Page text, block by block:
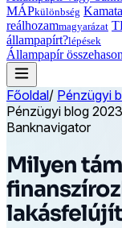
MÁPkülönbség
reálhozammagyarázat
állampapírt?lépések
Állampapír
Főoldal/ Pénzügyi
Pénzügyi blog
Banknavigator
Milyen